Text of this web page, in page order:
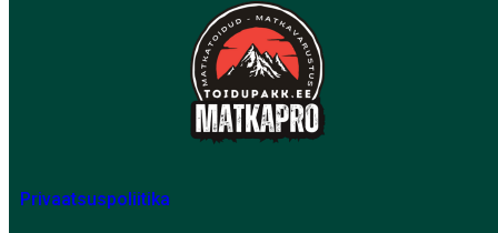
Privaatsuspoliitika